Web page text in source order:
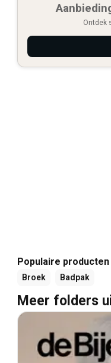
Ontdek
Populaire producten
Broek Badpak
Meer folders